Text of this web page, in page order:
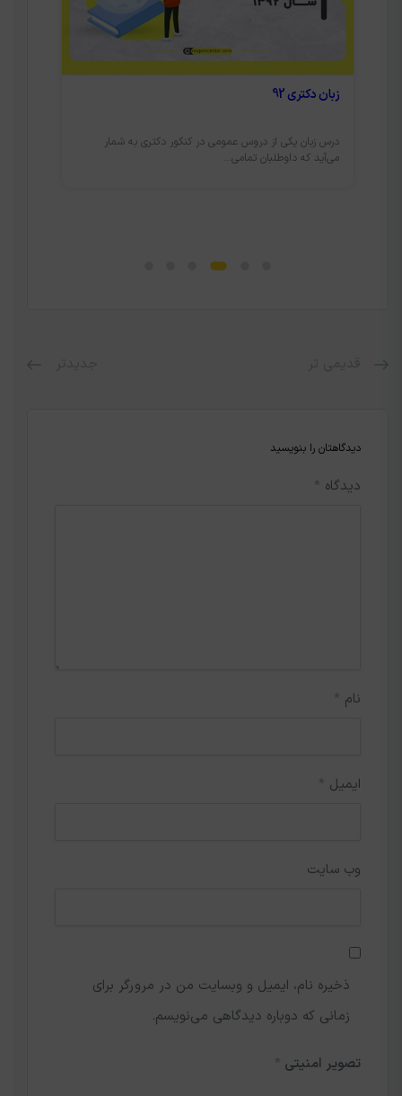
زبان دکتری 92
درس زبان یکی از دروس عمومی در کنکور دکتری به شمار
می‌آید که داوطلبان تمامی...
دیدگاهتان را بنویسید
دیدگاه *
نام *
ایمیل *
وب‌ سایت
ذخیره نام، ایمیل و وبسایت من در مرورگر برای
زمانی که دوباره دیدگاهی می‌نویسم.
تصویر امنیتی *